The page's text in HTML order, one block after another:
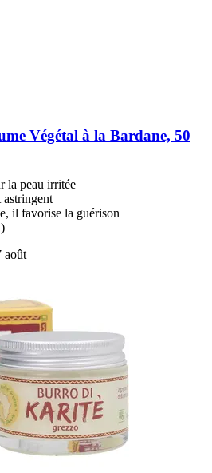
Végétal à la Bardane, 50
la peau irritée
astringent
il favorise la guérison
août